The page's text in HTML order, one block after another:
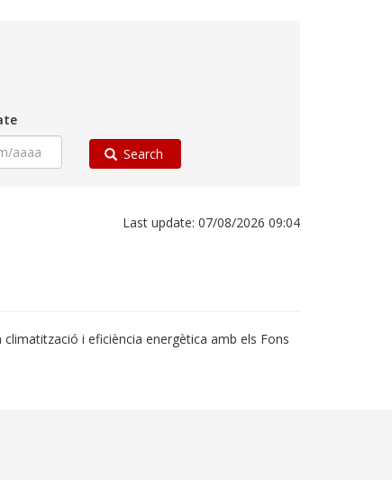
Search
Last update: 07/08/2026 09:04
i eficiència energètica amb els Fons